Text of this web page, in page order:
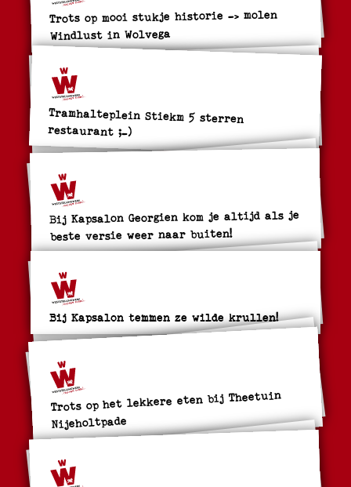
Trots op mooi stukje historie -> molen
Windlust in Wolvega
Tramhalteplein Stiekm 5 sterren
restaurant ;-)
Bij Kapsalon Georgien kom je altijd als je
beste versie weer naar buiten!
Bij Kapsalon temmen ze wilde krullen!
Trots op het lekkere eten bij Theetuin
Nijeholtpade